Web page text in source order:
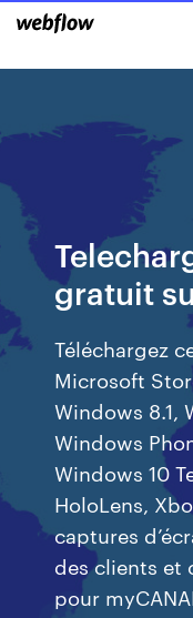
gratuit
Téléchargez
Microsoft
Windows 8.1,
Windows
Windows 10
HoloLens,
captures
des clients et
pour